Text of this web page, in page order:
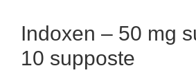
Indoxen – 50 mg
10 supposte